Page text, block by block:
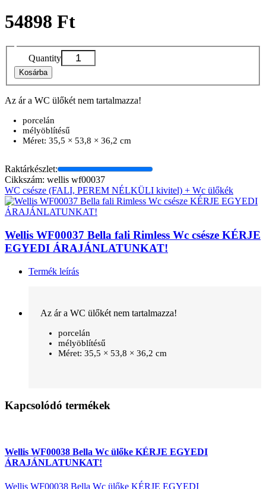
54898 Ft
Quantity
Kosárba
Az ár a WC ülőkét nem tartalmazza!
porcelán
mélyöblítésű
Méret: 35,5 × 53,8 × 36,2 cm
Raktárkészlet:
Cikkszám: wellis wf00037
WC csésze (FALI, PEREM NÉLKÜLI kivitel) + Wc ülőkék
Wellis WF00037 Bella fali Rimless Wc csésze KÉRJE
EGYEDI ÁRAJÁNLATUNKAT!
Termék leírás
Az ár a WC ülőkét nem tartalmazza!
porcelán
mélyöblítésű
Méret: 35,5 × 53,8 × 36,2 cm
Kapcsolódó termékek
Wellis WF00038 Bella Wc ülőke KÉRJE EGYEDI
ÁRAJÁNLATUNKAT!
Wellis WF00038 Bella Wc ülőke KÉRJE EGYEDI